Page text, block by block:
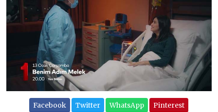
Facebook Twitter WhatsApp Pinterest